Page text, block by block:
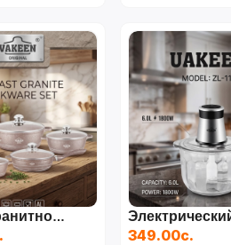
Набор Гранитной Посуды UAKEEN VK-8-3 (10 Предметов)
349.00с.